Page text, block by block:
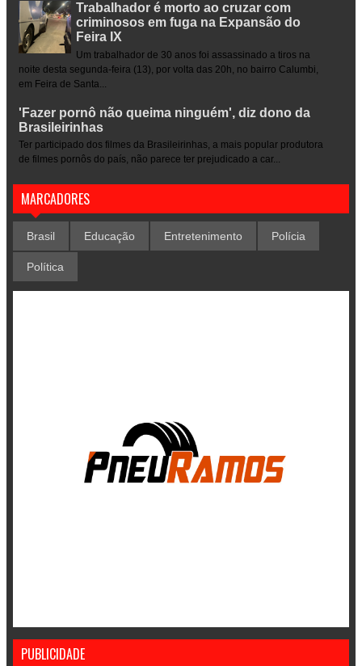
Trabalhador é morto ao cruzar com
criminosos em fuga na Expansão do
Feira IX
Um trabalhador de 30 anos foi assassinado a tiros na
noite desta segunda-feira (13), por volta das 20h, no bairro Calumbi,
em Feira de Santa...
'Fazer pornô não queima ninguém', diz dono da
Brasileirinhas
Ter participado dos filmes da Brasileirinhas, a mais popular produtora
de filmes pornôs do país, não parece ter prejudicado a car...
MARCADORES
Brasil Educação Entretenimento Polícia
Política
PUBLICIDADE